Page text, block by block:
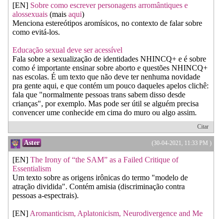
[EN] Sobre como escrever personagens arromântiques e
alossexuais (mais aqui)
Menciona estereótipos aromísicos, no contexto de falar sobre
como evitá-los.
Educação sexual deve ser acessível
Fala sobre a sexualização de identidades NHINCQ+ e é sobre
como é importante ensinar sobre aborto e questões NHINCQ+
nas escolas. É um texto que não deve ter nenhuma novidade
pra gente aqui, e que contém um pouco daqueles apelos clichê:
fala que "normalmente pessoas trans sabem disso desde
crianças", por exemplo. Mas pode ser útil se alguém precisa
convencer ume conhecide em cima do muro ou algo assim.
Citar
(30-04-2021, 11:33 PM )
Aster
[EN] The Irony of “the SAM” as a Failed Critique of
Essentialism
Um texto sobre as origens irônicas do termo "modelo de
atração dividida". Contém amisia (discriminação contra
pessoas a-espectrais).
[EN] Aromanticism, Aplatonicism, Neurodivergence and Me